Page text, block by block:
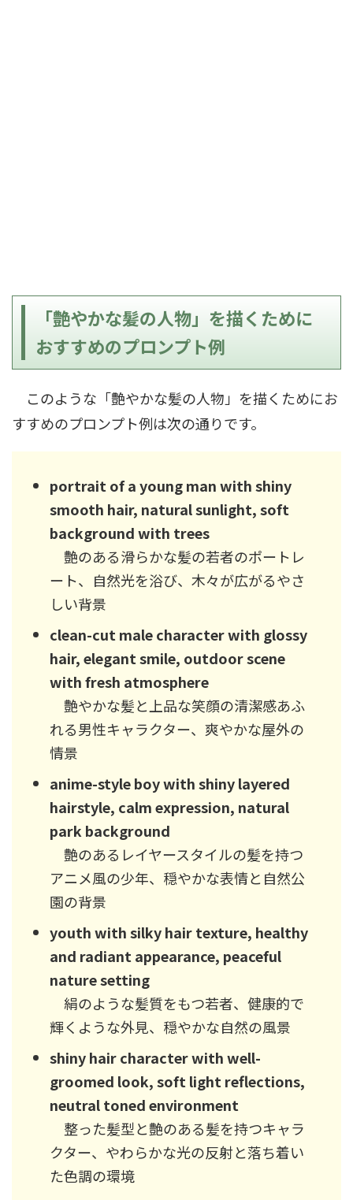
「艶やかな髪の人物」を描くために
おすすめのプロンプト例
このような「艶やかな髪の人物」を描くためにお
すすめのプロンプト例は次の通りです。
portrait of a young man with shiny
smooth hair, natural sunlight, soft
background with trees
艶のある滑らかな髪の若者のポートレ
ート、自然光を浴び、木々が広がるやさ
しい背景
clean-cut male character with glossy
hair, elegant smile, outdoor scene
with fresh atmosphere
艶やかな髪と上品な笑顔の清潔感あふ
れる男性キャラクター、爽やかな屋外の
情景
anime-style boy with shiny layered
hairstyle, calm expression, natural
park background
艶のあるレイヤースタイルの髪を持つ
アニメ風の少年、穏やかな表情と自然公
園の背景
youth with silky hair texture, healthy
and radiant appearance, peaceful
nature setting
絹のような髪質をもつ若者、健康的で
輝くような外見、穏やかな自然の風景
shiny hair character with well-
groomed look, soft light reflections,
neutral toned environment
整った髪型と艶のある髪を持つキャラ
クター、やわらかな光の反射と落ち着い
た色調の環境